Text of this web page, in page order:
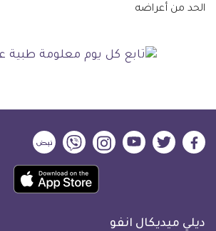
ديلي
فيسبوك
ديلي
تويتر
ديلي
ميديكال
يوتيوب
ديلي
ميديكال
انفو
ديلي
ميديكال
انفو
ديلي
ميديكال
انفو
حمل
تطبيق
ديلي ميديكال انفو